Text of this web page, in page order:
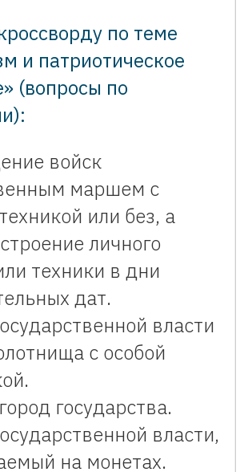
по теме
и патриотическое
(вопросы по
войск
маршем с
или без, а
личного
техники в дни
дат.
власти
с особой
государства.
власти,
на монетах.